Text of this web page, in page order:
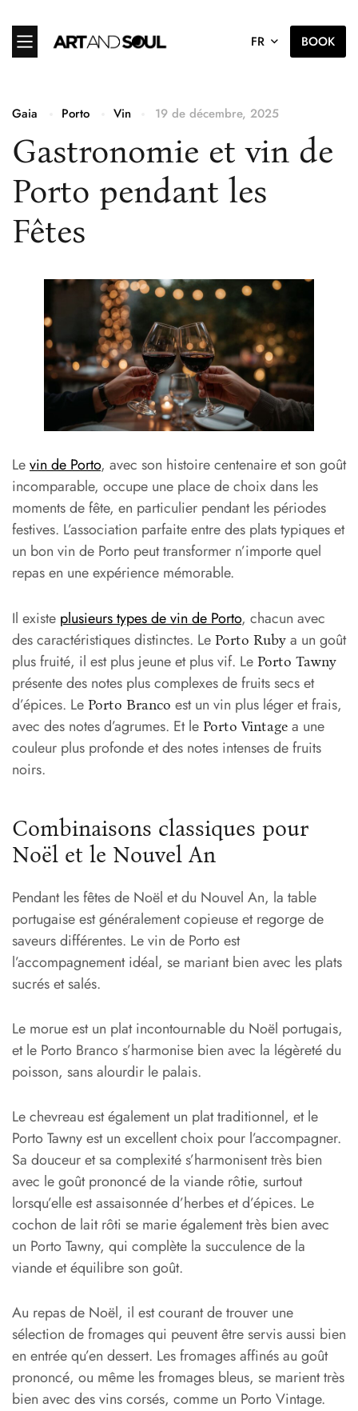
FR BOOK
Gaia Porto Vin 19 de décembre, 2025
Gastronomie et vin de
Porto pendant les
Fêtes
Levin de Porto, avec son histoire centenaire et son goût
incomparable, occupe une place de choix dans les
moments de fête, en particulier pendant les périodes
festives. L’association parfaite entre des plats typiques et
un bon vin de Porto peut transformer n’importe quel
repas en une expérience mémorable.
Il existe plusieurs types de vin de Porto, chacun avec
des caractéristiques distinctes. Le Porto Ruby a un goût
plus fruité, il est plus jeune et plus vif. Le Porto Tawny
présente des notes plus complexes de fruits secs et
d’épices. Le Porto Branco est un vin plus léger et frais,
avec des notes d’agrumes. Et le Porto Vintage a une
couleur plus profonde et des notes intenses de fruits
noirs.
Combinaisons classiques pour
Noël et le Nouvel An
Pendant les fêtes de Noël et du Nouvel An, la table
portugaise est généralement copieuse et regorge de
saveurs différentes. Le vin de Porto est
l’accompagnement idéal, se mariant bien avec les plats
sucrés et salés.
Le morue est un plat incontournable du Noël portugais,
et le Porto Branco s’harmonise bien avec la légèreté du
poisson, sans alourdir le palais.
Le chevreau est également un plat traditionnel, et le
Porto Tawny est un excellent choix pour l’accompagner.
Sa douceur et sa complexité s’harmonisent très bien
avec le goût prononcé de la viande rôtie, surtout
lorsqu’elle est assaisonnée d’herbes et d’épices. Le
cochon de lait rôti se marie également très bien avec
un Porto Tawny, qui complète la succulence de la
viande et équilibre son goût.
Au repas de Noël, il est courant de trouver une
sélection de fromages qui peuvent être servis aussi bien
en entrée qu’en dessert. Les fromages affinés au goût
prononcé, ou même les fromages bleus, se marient très
bien avec des vins corsés, comme un Porto Vintage.